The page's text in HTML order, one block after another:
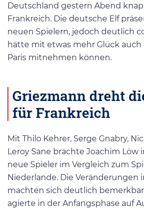
Deutschland gestern Abend
Frankreich. Die deutsche Elf
neuen Spielern, jedoch deutlich
hätte mit etwas mehr Glück
Paris mitnehmen können.
Griezmann dreht
für Frankreich
Mit Thilo Kehrer, Serge Gnabry,
Leroy Sane brachte Joachim Löw
neue Spieler im Vergleich zum
Niederlande. Die Veränderungen
machten sich deutlich
agierte in der Anfangsphase auf